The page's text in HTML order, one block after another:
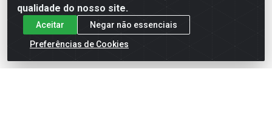
qualidade do nosso site.
Aceitar
Negar não essenciais
Preferências de Cookies
prazos de pagamento e entrega expostos aqui são
válidos apenas para compras via internet. Preços e
estoque sujeito a alterações sem aviso prévio.